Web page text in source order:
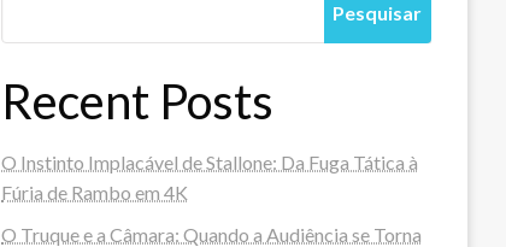
Pesquisar
Recent Posts
O Instinto Implacável de Stallone: Da Fuga Tática à
Fúria de Rambo em 4K
O Truque e a Câmara: Quando a Audiência se Torna